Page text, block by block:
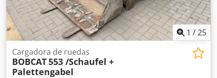
1 /25
Cargadora de ruedas
BOBCAT553 /Schaufel +
Palettengabel